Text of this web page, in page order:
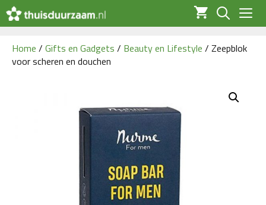
naar
inhoud
Home / Gifts en Gadgets / Beauty en Lifestyle / Zeepblok
voor scheren en douchen